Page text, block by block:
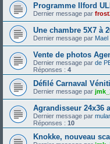
Programme Ilford
Dernier message par
Une chambre 5X7 à
Dernier message par Mael
Vente de photos
Dernier message par de
Réponses : 4
Défilé Carnaval
Dernier message par
Agrandisseur 24x36
Dernier message par
Réponses : 10
Knokke, nouveau